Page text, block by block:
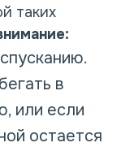
таких
в
или если
остается